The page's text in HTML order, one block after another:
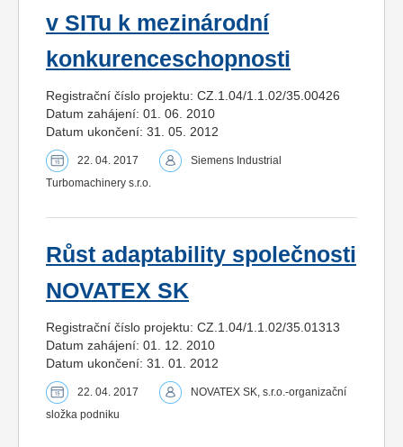
v SITu k mezinárodní
konkurenceschopnosti
Registrační číslo projektu: CZ.1.04/1.1.02/35.00426
Datum zahájení: 01. 06. 2010
Datum ukončení: 31. 05. 2012
22. 04. 2017
Siemens Industrial
Turbomachinery s.r.o.
Růst adaptability společnosti
NOVATEX SK
Registrační číslo projektu: CZ.1.04/1.1.02/35.01313
Datum zahájení: 01. 12. 2010
Datum ukončení: 31. 01. 2012
22. 04. 2017
NOVATEX SK, s.r.o.-organizační
složka podniku